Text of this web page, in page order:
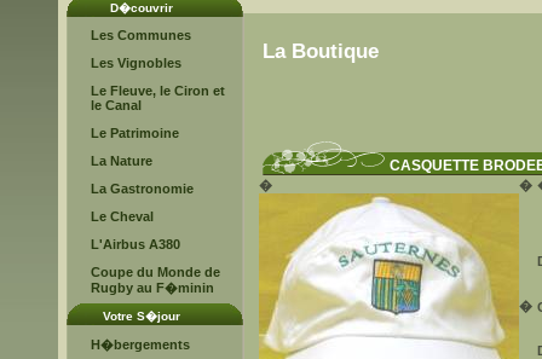
La Boutique
CASQUETTE
� �
�
D�couvrir
Les Communes
Les Vignobles
Le Fleuve, le Ciron et
le Canal
Le Patrimoine
La Nature
La Gastronomie
Le Cheval
L'Airbus A380
Coupe du Monde de
Rugby au F�minin
Votre S�jour
H�bergements